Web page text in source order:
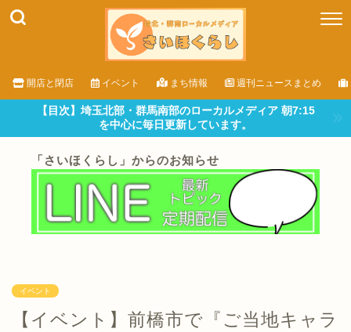
開店と閉店 イベント まち情報 週刊ニュースまとめ
【目次】埼玉北部・群馬南部のローカルメディア 朝7:15
を中心に毎日更新しています。
「さいほくらし」からのお知らせ
イベント
【イベント】前橋市で『ご当地キャラ